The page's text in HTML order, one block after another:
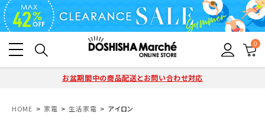
0
お盆期間中の商品配送とお問い合わせ対応
HOME 家電 生活家電 アイロン